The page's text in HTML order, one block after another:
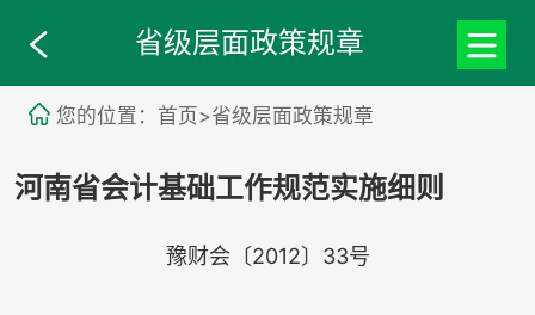
省级层面政策规章
您的位置：首页>省级层面政策规章
河南省会计基础工作规范实施细则
豫财会〔2012〕 33号